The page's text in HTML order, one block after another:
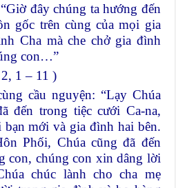
đây chúng ta hướng đến
gốc trên cùng của mọi gia
Cha mà che chở gia đình
con…”
1 – 11 )
cầu nguyện: “Lạy Chúa
đến trong tiệc cưới Ca-na,
mới và gia đình hai bên.
Phối, Chúa cũng đã đến
con, chúng con xin dâng lời
chúc lành cho cha mẹ